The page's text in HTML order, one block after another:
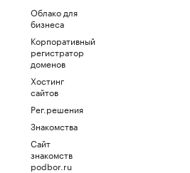
Облако для
бизнеса
Корпоративный
регистратор
доменов
Хостинг
сайтов
Рег.решения
Знакомства
Сайт
знакомств
podbor.ru